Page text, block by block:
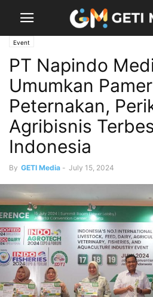
Event
PT Napindo
Umumkan
Peternakan,
Agribisnis
Indonesia
By GETI Media - July 15, 2024